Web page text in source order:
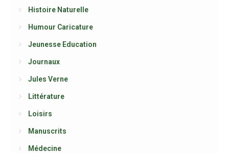
Histoire Naturelle
Humour Caricature
Jeunesse Education
Journaux
Jules Verne
Littérature
Loisirs
Manuscrits
Médecine